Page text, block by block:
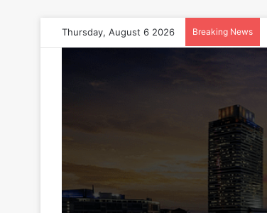
Thursday, August 6 2026 Breaking News